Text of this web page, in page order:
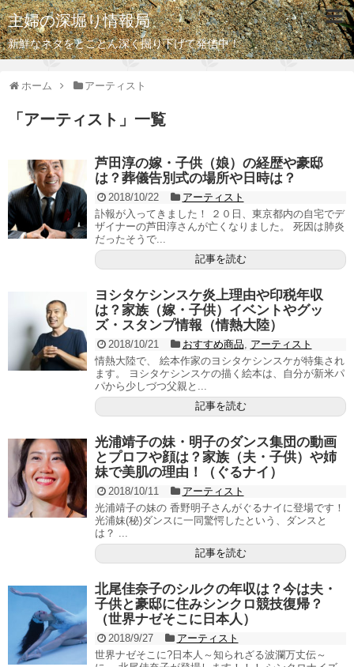
主婦の深堀り情報局
新鮮なネタをとことん深く掘り下げて発信中！
ホーム アーティスト
「 アーティスト 」 一覧
芦田淳の嫁・子供（娘）の経歴や豪邸
は？葬儀告別式の場所や日時は？
2018/10/22
アーティスト
訃報が入ってきました！ ２０日、東京都内の自宅でデ
ザイナーの芦田淳さんが亡くなりました。 死因は肺炎
だったそうで...
記事を読む
ヨシタケシンスケ炎上理由や印税年収
は？家族（嫁・子供）イベントやグッ
ズ・スタンプ情報（情熱大陸）
2018/10/21 おすすめ商品, アーティスト
情熱大陸で、 絵本作家のヨシタケシンスケが特集され
ます。 ヨシタケシンスケの描く絵本は、自分が新米パ
パから少しづつ父親と...
記事を読む
光浦靖子の妹・明子のダンス集団の動画
とプロフや顔は？家族（夫・子供）や姉
妹で美肌の理由！（ぐるナイ）
2018/10/11
アーティスト
光浦靖子の妹の 香野明子さんがぐるナイに登場です！
光浦妹(秘)ダンスに一同驚愕したという、ダンスと
は？ ...
記事を読む
北尾佳奈子のシルクの年収は？今は夫・
子供と豪邸に住みシンクロ競技復帰？
（世界ナゼそこに日本人）
2018/9/27
アーティスト
世界ナゼそこに?日本人～知られざる波瀾万丈伝～